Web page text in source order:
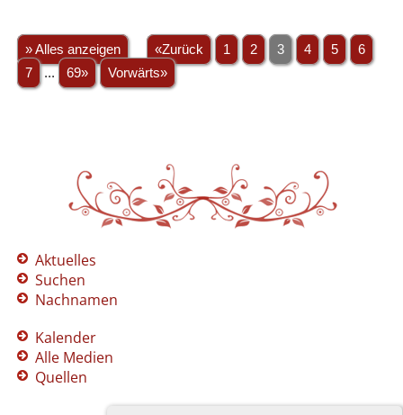
» Alles anzeigen «Zurück 1 2 3 4 5
6
7
... 69» Vorwärts»
Aktuelles
Suchen
Nachnamen
Kalender
Alle Medien
Quellen